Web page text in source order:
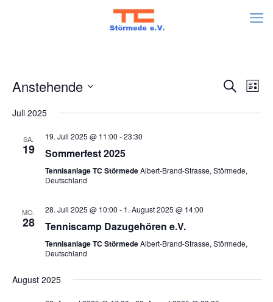
SucheListe
Anstehende
wählen.
Juli 2025
SA.
19
19. Juli 2025 @ 11:00 -23:30
Sommerfest 2025
Tennisanlage TC StörmedeAlbert-Brand-Strasse, Störmede,
Deutschland
MO.
28
28. Juli 2025 @ 10:00 - 1. August 2025 @ 14:00
Tenniscamp Dazugehören e.V.
Tennisanlage TC StörmedeAlbert-Brand-Strasse, Störmede,
Deutschland
August 2025